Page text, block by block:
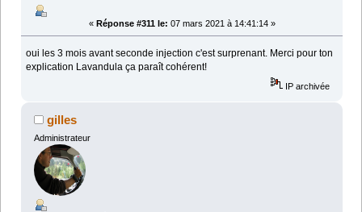
« Réponse #311 le: 07 mars 2021 à 14:41:14 »
oui les 3 mois avant seconde injection c'est surprenant. Merci pour ton
explication Lavandula ça paraît cohérent!
IP archivée
gilles
Administrateur